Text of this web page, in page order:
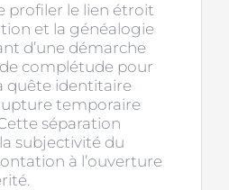
profiler le lien étroit
et la généalogie
d’une démarche
complétude pour
quête identitaire
temporaire
séparation
subjectivité du
à l’ouverture